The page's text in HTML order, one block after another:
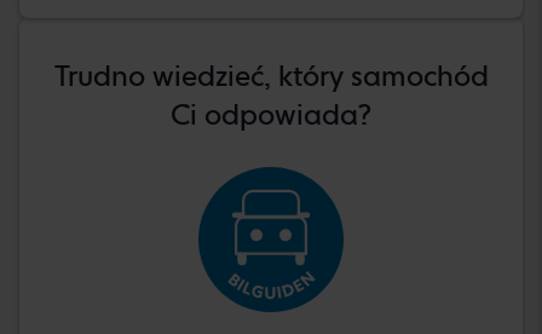
Trudno wiedzieć, który samochód
Ci odpowiada?